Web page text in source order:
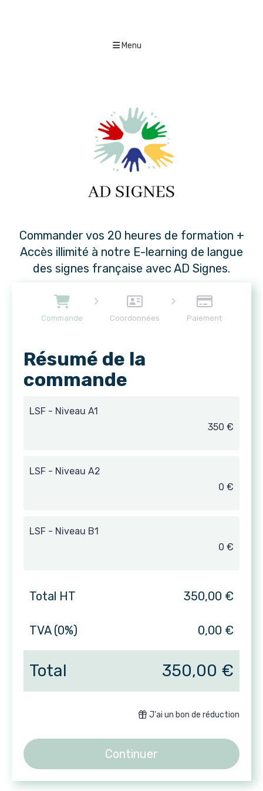
Menu
Commander vos 20 heures de formation +
Accès illimité à notre E-learning de langue
des signes française avec AD Signes.
Commande Coordonnées Paiement
Résumé de la
commande
LSF - Niveau A1
350 €
LSF - Niveau A2
0 €
LSF - Niveau B1
0 €
Total HT 350,00 €
TVA (0%) 0,00 €
Total 350,00 €
J'ai un bon de réduction
Continuer